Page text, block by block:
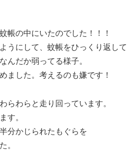
帳の中にいたのでした！！！
うにして、蚊帳をひっくり返して
んだか弱ってる様子。
ました。考えるのも嫌です！
らわらと走り回っています。
す。
分かじられたもぐらを
。